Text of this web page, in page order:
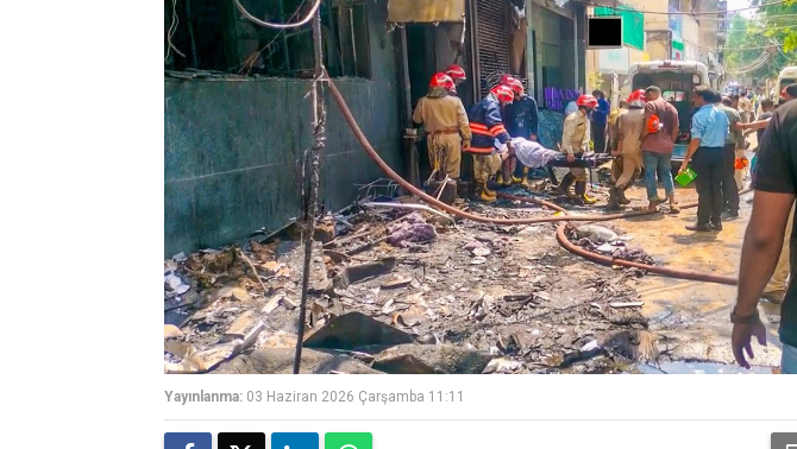
Yayınlanma: 03 Haziran 2026 Çarşamba 11:11